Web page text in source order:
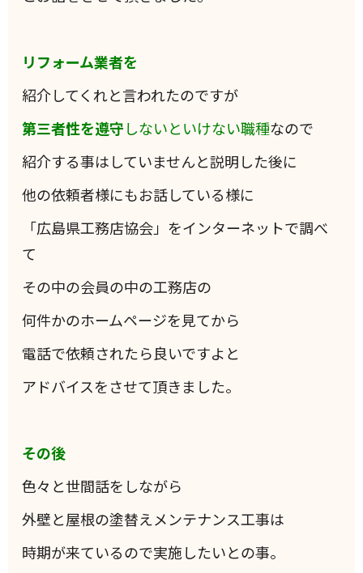
リフォーム業者を
紹介してくれと言われたのですが
第三者性を遵守しないといけない職種なので
紹介する事はしていませんと説明した後に
他の依頼者様にもお話している様に
「広島県工務店協会」をインターネットで調べ
て
その中の会員の中の工務店の
何件かのホームページを見てから
電話で依頼されたら良いですよと
アドバイスをさせて頂きました。
その後
色々と世間話をしながら
外壁と屋根の塗替えメンテナンス工事は
時期が来ているので実施したいとの事。